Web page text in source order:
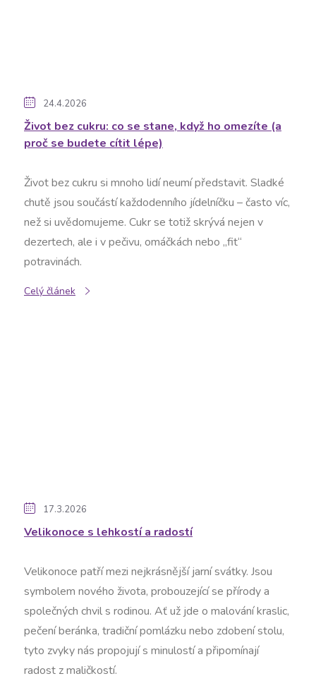
24.4.2026
Život bez cukru: co se stane, když ho omezíte (a
proč se budete cítit lépe)
Život bez cukru si mnoho lidí neumí představit. Sladké
chutě jsou součástí každodenního jídelníčku – často víc,
než si uvědomujeme. Cukr se totiž skrývá nejen v
dezertech, ale i v pečivu, omáčkách nebo „fit“
potravinách.
Celý článek
17.3.2026
Velikonoce s lehkostí a radostí
Velikonoce patří mezi nejkrásnější jarní svátky. Jsou
symbolem nového života, probouzející se přírody a
společných chvil s rodinou. Ať už jde o malování kraslic,
pečení beránka, tradiční pomlázku nebo zdobení stolu,
tyto zvyky nás propojují s minulostí a připomínají
radost z maličkostí.